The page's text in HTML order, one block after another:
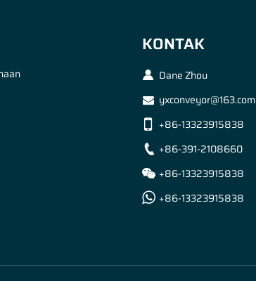
KONTAK
Dane Zhou
yxconveyor@163.com
+86-13323915838
+86-391-2108660
+86-13323915838
+86-13323915838